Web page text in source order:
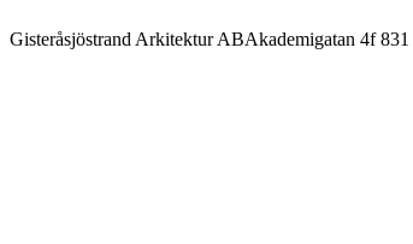
Gisteråsjöstrand Arkitektur ABAkademigatan 4f 831